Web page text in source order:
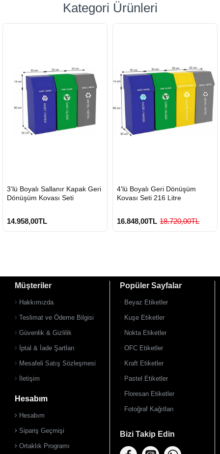
Kategori Ürünleri
HIZLI
GÖNDERİ
3’lü Boyalı Sallanır Kapak Geri
Dönüşüm Kovası Seti
14.958,00TL
HIZLI
GÖNDERİ
4'lü Boyalı Geri Dönüşüm
Kovası Seti 216 Litre
16.848,00TL 18.720,00TL
Müşteriler
Hakkımızda
Teslimat ve Ödeme Bilgisi
Güvenlik & Gizlilik
İptal & İade Şartları
Mesafeli Satış Sözleşmesi
İletişim
Hesabım
Hesabım
Sipariş Geçmişi
Ortaklık Programı
Popüler Sayfalar
Beyaz Etiketler
Kuşe Etiketler
Nokta Etiketler
OFC Etiketler
Kraft Etiketler
Pastel Etiketler
Floresan Etiketler
Fotoğraf Kağıtları
Bizi Takip Edin